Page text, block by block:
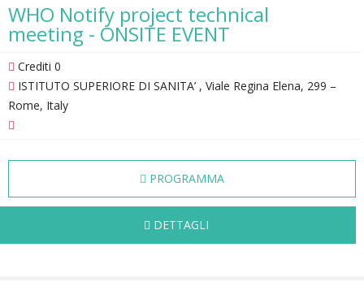
WHO Notify project technical
meeting - ONSITE EVENT
Crediti 0
ISTITUTO SUPERIORE DI SANITA’ , Viale Regina Elena, 299 –
Rome, Italy
PROGRAMMA
DETTAGLI